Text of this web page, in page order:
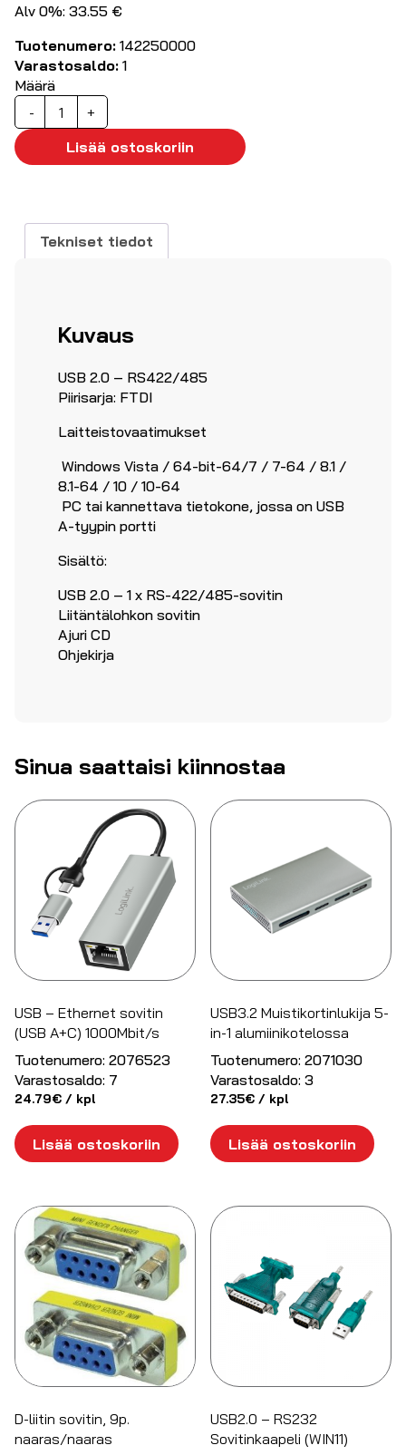
Alv 0%: 33.55 €
Tuotenumero: 142250000
Varastosaldo: 1
Määrä
-
USB
2.0
RS422/485
+
Lisää ostoskoriin
Tekniset tiedot
Kuvaus
USB 2.0 – RS422/485
Piirisarja: FTDI
Laitteistovaatimukset
Windows Vista / 64-bit-64/7 / 7-64 / 8.1 /
8.1-64 / 10 / 10-64
PC tai kannettava tietokone, jossa on USB
A-tyypin portti
Sisältö:
USB 2.0 – 1 x RS-422/485-sovitin
Liitäntälohkon sovitin
Ajuri CD
Ohjekirja
Sinua saattaisi kiinnostaa
USB – Ethernet sovitin
(USB A+C) 1000Mbit/s
Tuotenumero: 2076523
Varastosaldo: 7
24.79€ / kpl
Lisää ostoskoriin
USB3.2 Muistikortinlukija 5-
in-1 alumiinikotelossa
Tuotenumero: 2071030
Varastosaldo: 3
27.35€ / kpl
Lisää ostoskoriin
D-liitin sovitin, 9p.
naaras/naaras
USB2.0 – RS232
Sovitinkaapeli (WIN11)